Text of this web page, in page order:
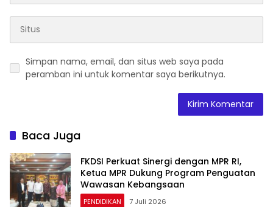
Simpan nama, email, dan situs web saya pada
peramban ini untuk komentar saya berikutnya.
Baca Juga
FKDSI Perkuat Sinergi dengan MPR RI,
Ketua MPR Dukung Program Penguatan
Wawasan Kebangsaan
PENDIDIKAN 7 Juli 2026